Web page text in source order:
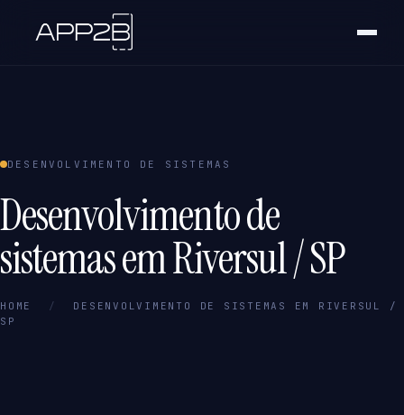
DESENVOLVIMENTO DE SISTEMAS
Desenvolvimento de
sistemas em Riversul / SP
HOME /
DESENVOLVIMENTO DE SISTEMAS EM RIVERSUL /
SP